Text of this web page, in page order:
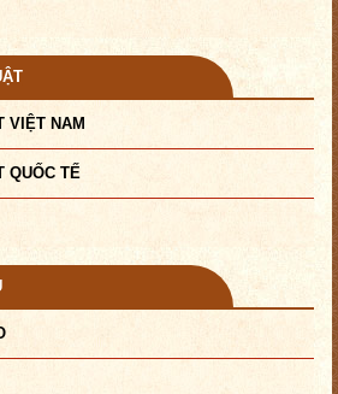
VIỆT NAM
QUỐC TẾ